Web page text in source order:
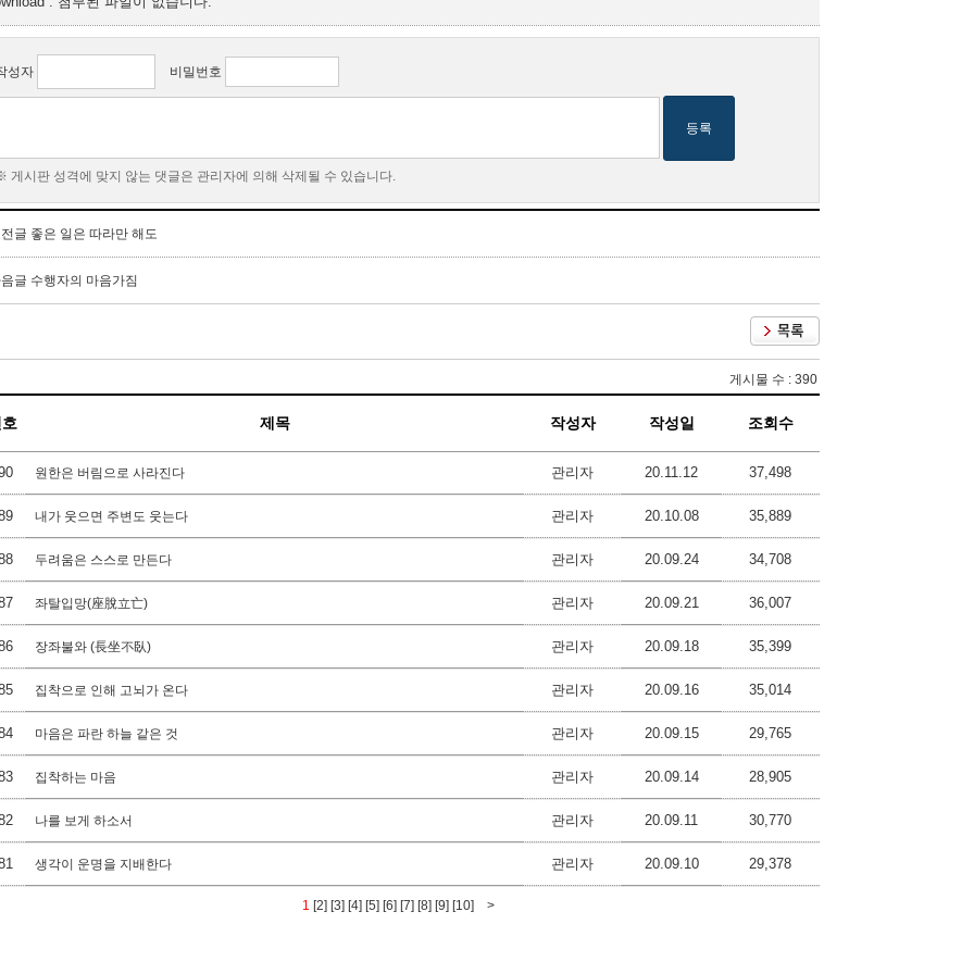
성자 비밀번호
등록
게시판 성격에 맞지 않는 댓글은 관리자에 의해 삭제될 수 있습니다.
글 좋은 일은 따라만 해도
글 수행자의 마음가짐
게시물 수 : 390
제목 작성자 작성일 조회수
원한은 버림으로 사라진다 관리자 20.11.12 37,498
내가 웃으면 주변도 웃는다 관리자 20.10.08 35,889
두려움은 스스로 만든다 관리자 20.09.24 34,708
좌탈입망(座脫立亡) 관리자 20.09.21 36,007
장좌불와 (長坐不臥) 관리자 20.09.18 35,399
집착으로 인해 고뇌가 온다 관리자 20.09.16 35,014
마음은 파란 하늘 같은 것 관리자 20.09.15 29,765
집착하는 마음 관리자 20.09.14 28,905
나를 보게 하소서 관리자 20.09.11 30,770
생각이 운명을 지배한다 관리자 20.09.10 29,378
1 [2] [3] [4] [5] [6] [7] [8] [9] [10] >